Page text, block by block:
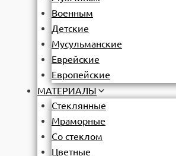
Военным
Детские
Мусульманские
Еврейские
Европейские
МАТЕРИАЛЫ
Стеклянные
Мраморные
Со стеклом
Цветные